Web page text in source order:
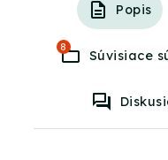
Popis
8
Súvisiace